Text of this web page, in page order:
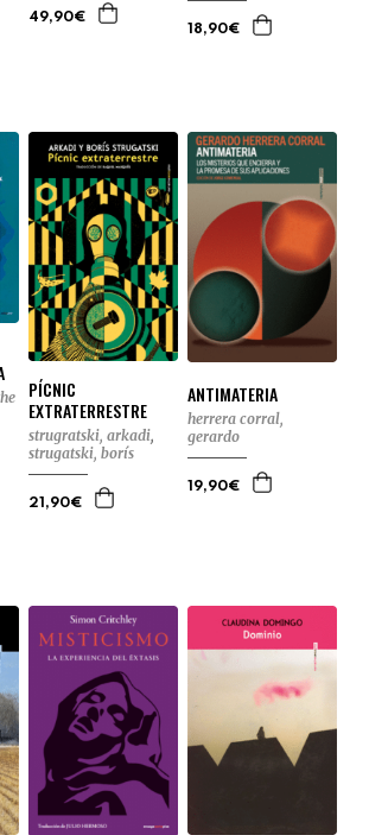
49,90€
18,90€
PÍCNIC
EXTRATERRESTRE
strugratski, arkadi,
strugatski, borís
21,90€
ANTIMATERIA
herrera corral,
gerardo
19,90€